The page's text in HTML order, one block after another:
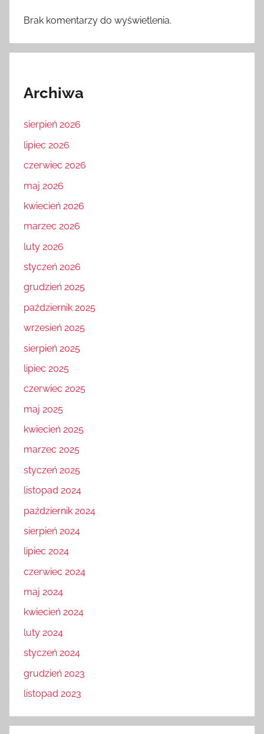
Brak komentarzy do wyświetlenia.
Archiwa
sierpień 2026
lipiec 2026
czerwiec 2026
maj 2026
kwiecień 2026
marzec 2026
luty 2026
styczeń 2026
grudzień 2025
październik 2025
wrzesień 2025
sierpień 2025
lipiec 2025
czerwiec 2025
maj 2025
kwiecień 2025
marzec 2025
styczeń 2025
listopad 2024
październik 2024
sierpień 2024
lipiec 2024
czerwiec 2024
maj 2024
kwiecień 2024
luty 2024
styczeń 2024
grudzień 2023
listopad 2023